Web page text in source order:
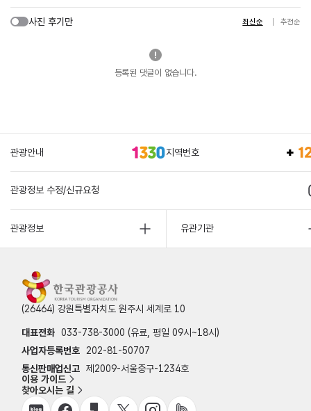
사진 후기만 최신순 추천순
등록된 댓글이 없습니다.
관광안내 지역번호
관광정보 수정/신규요청
관광정보 유관기관
(26464) 강원특별자치도 원주시 세계로 10
대표전화 033-738-3000 (유료, 평일 09시~18시)
사업자등록번호
202-81-50707
통신판매업신고 제2009-서울중구-1234호
이용 가이드
찾아오시는 길